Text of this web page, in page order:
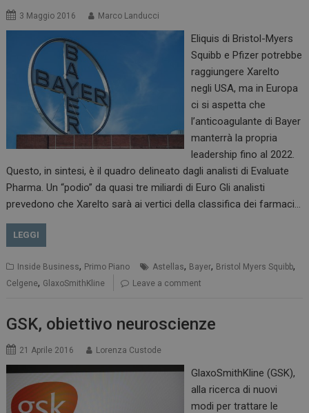
3 Maggio 2016 Marco Landucci
Eliquis di Bristol-Myers
Squibb e Pfizer potrebbe
raggiungere Xarelto
negli USA, ma in Europa
ci si aspetta che
l’anticoagulante di Bayer
manterrà la propria
leadership fino al 2022.
Questo, in sintesi, è il quadro delineato dagli analisti di Evaluate
Pharma. Un “podio” da quasi tre miliardi di Euro Gli analisti
prevedono che Xarelto sarà ai vertici della classifica dei farmaci…
LEGGI
Inside Business, Primo Piano Astellas, Bayer, Bristol Myers Squibb,
Celgene, GlaxoSmithKline Leave a comment
GSK, obiettivo neuroscienze
21 Aprile 2016 Lorenza Custode
GlaxoSmithKline (GSK),
alla ricerca di nuovi
modi per trattare le